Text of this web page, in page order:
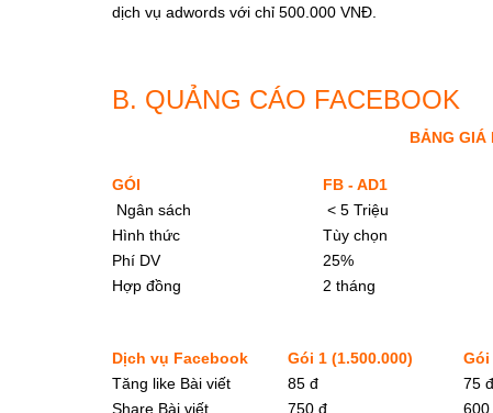
dịch vụ adwords với chỉ 500.000 VNĐ.
B. QUẢNG CÁO FACEBOOK
BẢNG GIÁ
GÓI FB - AD1
Ngân sách
< 5 Triệu
Hình thức
Tùy chọn
Phí DV
25%
Hợp đồng
2 tháng
Dịch vụ Facebook Gói 1 (1.500.000) Gói
Tăng like Bài viết
85 đ 75 đ
Share Bài viết
750 đ 600